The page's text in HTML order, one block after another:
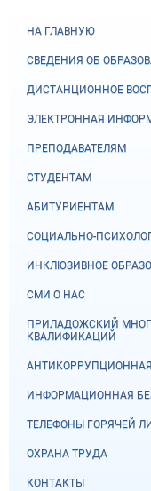
НА ГЛАВНУЮ
СВЕДЕНИЯ ОБ
ДИСТАНЦИОННОЕ
ЭЛЕКТРОННАЯ
ПРЕПОДАВАТЕЛЯМ
СТУДЕНТАМ
АБИТУРИЕНТАМ
СОЦИАЛЬНО-
ИНКЛЮЗИВНОЕ
СМИ О НАС
ПРИЛАДОЖСКИЙ
КВАЛИФИКАЦИЙ
ИНФОРМАЦИОННАЯ
ТЕЛЕФОНЫ ГОРЯЧЕЙ
ОХРАНА ТРУДА
КОНТАКТЫ